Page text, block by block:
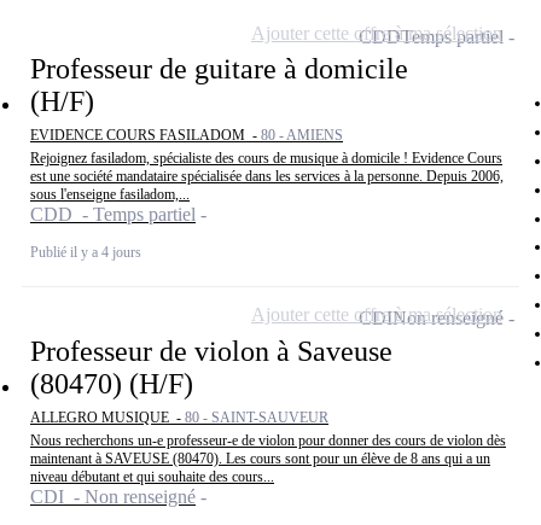
Professeur de guitare à domicile
(H/F)
EVIDENCE COURS FASILADOM - 80 - AMIENS
Rejoignez fasiladom, spécialiste des cours de musique à domicile ! Evidence Cours
est une société mandataire spécialisée dans les services à la personne. Depuis 2006,
sous l'enseigne fasiladom,...
CDD - Temps partiel
Publié il y a 4 jours
CDDTemps partiel
Ajouter cette offre à ma sélection
Professeur de violon à Saveuse
(80470) (H/F)
ALLEGRO MUSIQUE - 80 - SAINT-SAUVEUR
Nous recherchons un-e professeur-e de violon pour donner des cours de violon dès
maintenant à SAVEUSE (80470). Les cours sont pour un élève de 8 ans qui a un
niveau débutant et qui souhaite des cours...
CDI - Non renseigné
CDINon renseigné
Ajouter cette offre à ma sélection